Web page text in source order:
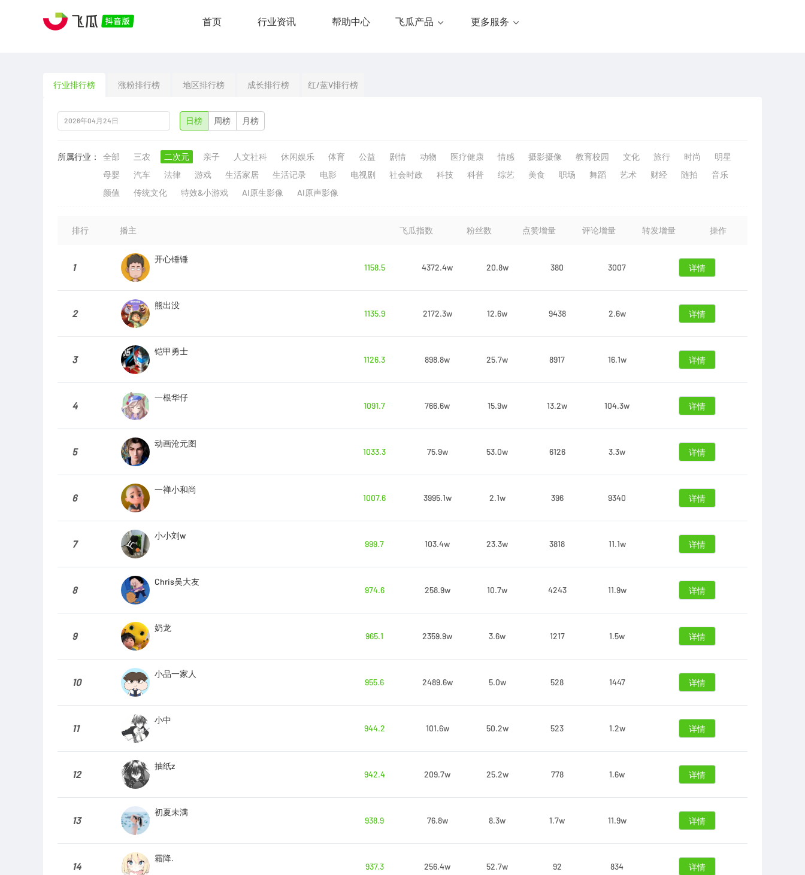
首页 行业资讯 帮助中心 飞瓜产品 更多服务
行业排行榜 涨粉排行榜 地区排行榜 成长排行榜 红/蓝V排行榜
日榜 周榜 月榜
所属行业： 全部 三农 二次元 亲子 人文社科 休闲娱乐 体育 公益 剧情 动物 医疗健康 情感 摄影摄像 教育校园 文化 旅行 时尚
明星
母婴
汽车 法律 游戏 生活家居 生活记录 电影 电视剧 社会时政 科技 科普 综艺 美食 职场 舞蹈 艺术 财经 随拍
音乐
颜值
传统文化 特效&小游戏 AI原生影像 AI原声影像
排行 播主 飞瓜指数 粉丝数 点赞增量 评论增量 转发增量 操作
1
开心锤锤
1158.5
4372.4w 20.8w 380 3007 详情
2
熊出没
1135.9
2172.3w 12.6w 9438 2.6w 详情
3
铠甲勇士
1126.3
898.8w 25.7w 8917 16.1w 详情
4
一根华仔
1091.7
766.6w 15.9w 13.2w 104.3w 详情
5
动画沧元图
1033.3
75.9w 53.0w 6126 3.3w 详情
6
一禅小和尚
1007.6
3995.1w 2.1w 396 9340 详情
7
小小刘w
999.7
103.4w 23.3w 3818 11.1w 详情
8
Chris吴大友
974.6
258.9w 10.7w 4243 11.9w 详情
9
奶龙
965.1
2359.9w 3.6w 1217 1.5w 详情
10
小品一家人
955.6
2489.6w 5.0w 528 1447 详情
11
小中
944.2
101.6w 50.2w 523 1.2w 详情
12
抽纸z
942.4
209.7w 25.2w 778 1.6w 详情
13
初夏未满
938.9
76.8w 8.3w 1.7w 11.9w 详情
14
霜降.
937.3
256.4w 52.7w 92 834 详情